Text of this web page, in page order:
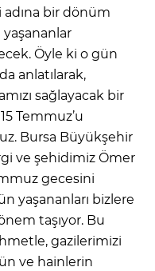
bir dönüm
yaşananlar
Öyle ki o gün
anlatılarak,
sağlayacak bir
Temmuz’u
Bursa Büyükşehir
ve şehidimiz Ömer
gecesini
yaşananları bizlere
taşıyor. Bu
gazilerimizi
ve hainlerin